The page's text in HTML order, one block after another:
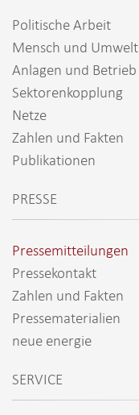
Politische Arbeit
Mensch und Umwelt
Anlagen und Betrieb
Sektorenkopplung
Netze
Zahlen und Fakten
Publikationen
PRESSE
Pressemitteilungen
Pressekontakt
Zahlen und Fakten
Pressematerialien
neue energie
SERVICE